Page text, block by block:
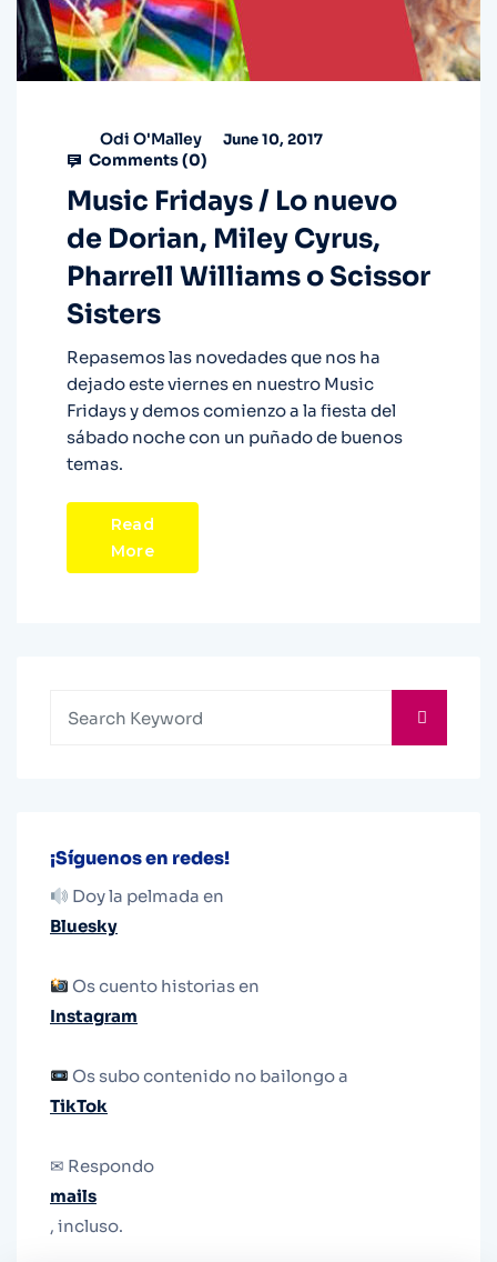
Odi O'Malley June 10, 2017
Comments (0)
Music Fridays / Lo nuevo
de Dorian, Miley Cyrus,
Pharrell Williams o Scissor
Sisters
Repasemos las novedades que nos ha
dejado este viernes en nuestro Music
Fridays y demos comienzo a la fiesta del
sábado noche con un puñado de buenos
temas.
Read
More
¡Síguenos en redes!
Doy la pelmada en
Bluesky
Os cuento historias en
Instagram
Os subo contenido no bailongo a
TikTok
✉ Respondo
mails
, incluso.